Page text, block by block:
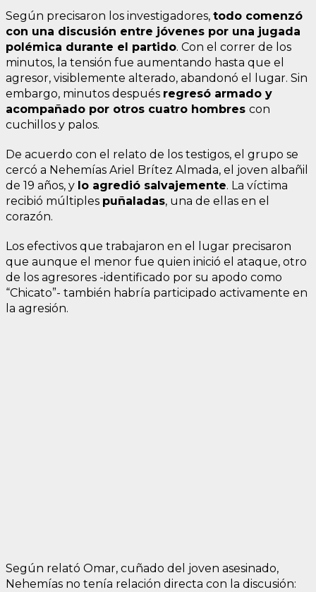
Según precisaron los investigadores, todo comenzó
con una discusión entre jóvenes por una jugada
polémica durante el partido. Con el correr de los
minutos, la tensión fue aumentando hasta que el
agresor, visiblemente alterado, abandonó el lugar. Sin
embargo, minutos después regresó armado y
acompañado por otros cuatro hombres con
cuchillos y palos.
De acuerdo con el relato de los testigos, el grupo se
cercó a Nehemías Ariel Brítez Almada, el joven albañil
de 19 años, y lo agredió salvajemente. La víctima
recibió múltiples puñaladas, una de ellas en el
corazón.
Los efectivos que trabajaron en el lugar precisaron
que aunque el menor fue quien inició el ataque, otro
de los agresores -identificado por su apodo como
“Chicato”- también habría participado activamente en
la agresión.
Según relató Omar, cuñado del joven asesinado,
Nehemías no tenía relación directa con la discusión: